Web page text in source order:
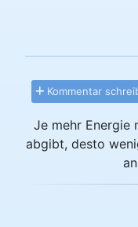
Kommentar
Je mehr Energie
abgibt, desto